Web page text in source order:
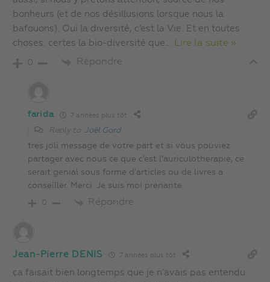
bonheurs (et de nos désillusions lorsque nous la
bafouons). Oui la diversité, c’est la Vie. Et en toutes
choses: certes la bio-diversité que… Lire la suite »
0 Répondre
farida 7 années plus tôt
Reply to Joël Gord
tres joli message de votre part et si vous pouviez
partager avec nous ce que c’est l’auriculotherapie, ce
serait genial sous forme d’articles ou de livres a
conseiller. Merci. Je suis moi prenante
0 Répondre
Jean-Pierre DENIS 7 années plus tôt
ça faisait bien longtemps que je n’avais pas entendu